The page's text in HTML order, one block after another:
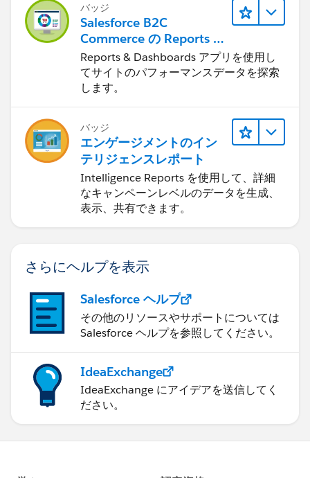
バッジ
Salesforce B2C
Commerce の Reports &
Dashboards
Reports & Dashboards アプリを使用し
てサイトのパフォーマンスデータを探索
します。
バッジ
エンゲージメントのイン
テリジェンスレポート
Intelligence Reports を使用して、詳細
なキャンペーンレベルのデータを生成、
表示、共有できます。
さらにヘルプを表示
Salesforce ヘルプ
その他のリソースやサポートについては
Salesforce ヘルプを参照してください。
IdeaExchange
IdeaExchange にアイデアを送信してく
ださい。